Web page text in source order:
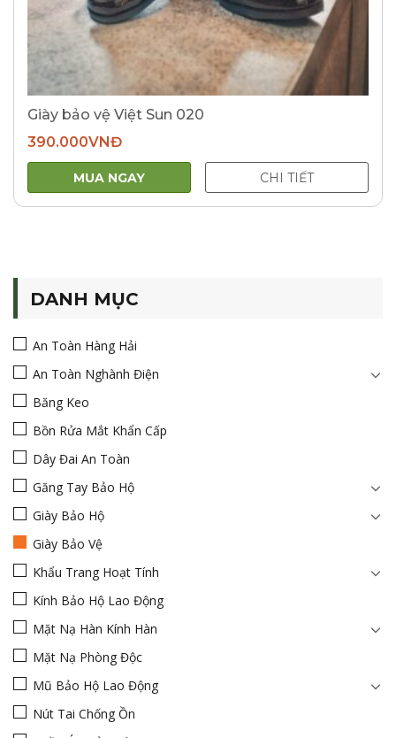
Giày bảo vệ Việt Sun 020
390.000VNĐ
MUA NGAY CHI TIẾT
DANH MỤC
An Toàn Hàng Hải
An Toàn Nghành Điện
Băng Keo
Bồn Rửa Mắt Khẩn Cấp
Dây Đai An Toàn
Găng Tay Bảo Hộ
Giày Bảo Hộ
Giày Bảo Vệ
Khẩu Trang Hoạt Tính
Kính Bảo Hộ Lao Động
Mặt Nạ Hàn Kính Hàn
Mặt Nạ Phòng Độc
Mũ Bảo Hộ Lao Động
Nút Tai Chống Ồn